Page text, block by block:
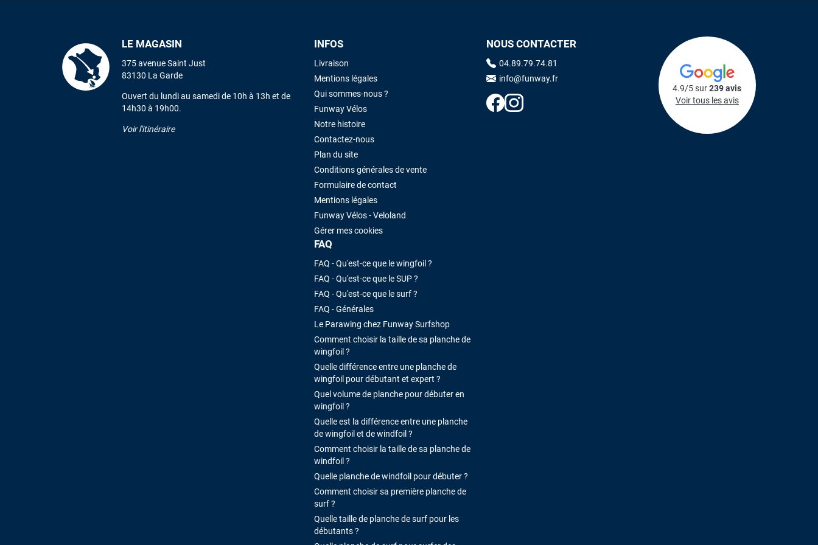
LE MAGASIN
375 avenue Saint Just
83130 La Garde
Ouvert du lundi au samedi de 10h à 13h et de
14h30 à 19h00.
Voir l'itinéraire
INFOS
Livraison
Mentions légales
Qui sommes-nous ?
Funway Vélos
Notre histoire
Contactez-nous
Plan du site
Conditions générales de vente
Formulaire de contact
Mentions légales
Funway Vélos - Veloland
Gérer mes cookies
FAQ
FAQ - Qu'est-ce que le wingfoil ?
FAQ - Qu'est-ce que le SUP ?
FAQ - Qu'est-ce que le surf ?
FAQ - Générales
Le Parawing chez Funway Surfshop
Comment choisir la taille de sa planche de
wingfoil ?
Quelle différence entre une planche de
wingfoil pour débutant et expert ?
Quel volume de planche pour débuter en
wingfoil ?
Quelle est la différence entre une planche
de wingfoil et de windfoil ?
Comment choisir la taille de sa planche de
windfoil ?
Quelle planche de windfoil pour débuter ?
Comment choisir sa première planche de
surf ?
Quelle taille de planche de surf pour les
débutants ?
NOUS CONTACTER
04.89.79.74.81
info@funway.fr
4.9/5 sur239 avis
Voir tous les avis